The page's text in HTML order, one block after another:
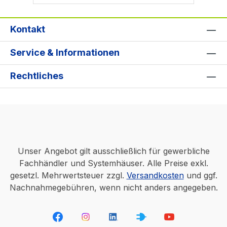
Kontakt
Service & Informationen
Rechtliches
Unser Angebot gilt ausschließlich für gewerbliche
Fachhändler und Systemhäuser. Alle Preise exkl.
gesetzl. Mehrwertsteuer zzgl. Versandkostenund ggf.
Nachnahmegebühren, wenn nicht anders angegeben.